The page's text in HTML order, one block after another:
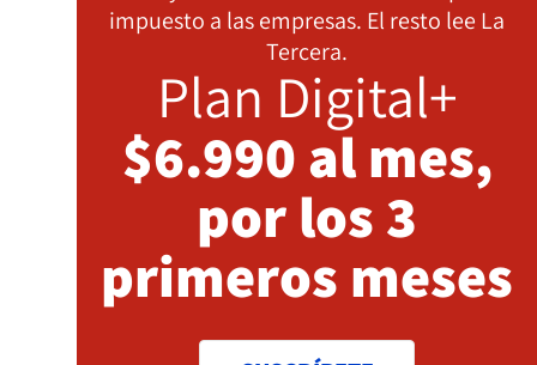
impuesto a las empresas. El resto lee La
Tercera.
Plan Digital+
$6.990 al mes,
por los 3
primeros meses